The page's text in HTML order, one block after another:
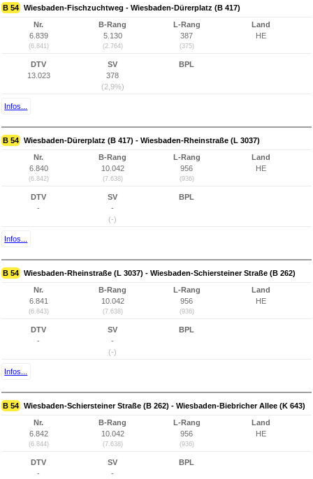
B 54 Wiesbaden-Fischzuchtweg - Wiesbaden-Dürerplatz (B 417)
Nr.
6.839
(6.841)
B-Rang
5.130
(2.764)
L-Rang
387
(375)
Land
HE
DTV
13.023
SV
378
(2,9%)
BPL
Infos...
B 54 Wiesbaden-Dürerplatz (B 417) - Wiesbaden-Rheinstraße (L 3037)
Nr.
6.840
(6.842)
B-Rang
10.042
(7.638)
L-Rang
956
(936)
Land
HE
DTV
-
SV
-
(-)
BPL
Infos...
B 54 Wiesbaden-Rheinstraße (L 3037) - Wiesbaden-Schiersteiner Straße (B 262)
Nr.
6.841
(6.843)
B-Rang
10.042
(7.638)
L-Rang
956
(936)
Land
HE
DTV
-
SV
-
(-)
BPL
Infos...
B 54 Wiesbaden-Schiersteiner Straße (B 262) - Wiesbaden-Biebricher Allee (K 643)
Nr.
6.842
(6.844)
B-Rang
10.042
(7.638)
L-Rang
956
(936)
Land
HE
DTV
-
SV
-
BPL